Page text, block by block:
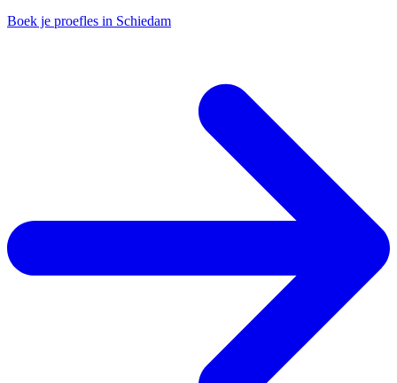
Boek je proefles in Schiedam